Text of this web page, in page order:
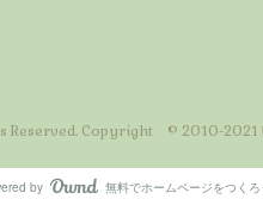
Reserved. Copyright © 2010-2021
by AmebaOwnd
無料でホームページをつくろ